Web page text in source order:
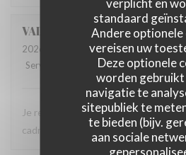
standaard
Andere optionele
vereisen uw
Deze optionele
worden gebruikt
navigatie te
sitepubliek te
te bieden (bijv.
aan sociale
VALERIE
2026-07-23
- 20:15 - Gasten 3
Service
Atmosfeer:5/5 Keuken :
Je recommande ce restaurant car
cadre champêtre est très agréable,